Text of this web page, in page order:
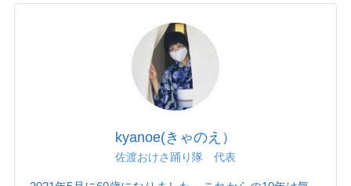
kyanoe(きゃのえ）
佐渡おけさ踊り隊 代表